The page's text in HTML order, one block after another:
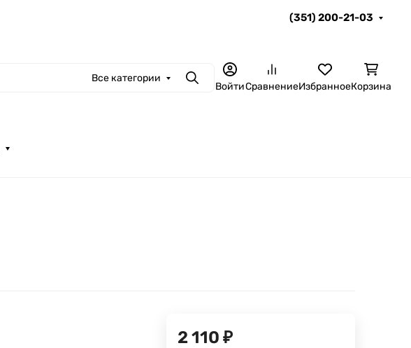
(351) 200-21-03
Все категории ПоискВойтиСравнениеИзбранноеКорзина
2 110 ₽